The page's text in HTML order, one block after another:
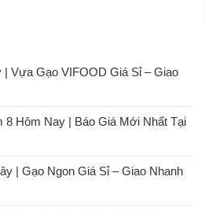
Vựa Gạo VIFOOD Giá Sỉ – Giao
8 Hôm Nay | Báo Giá Mới Nhất Tại
| Gạo Ngon Giá Sỉ – Giao Nhanh